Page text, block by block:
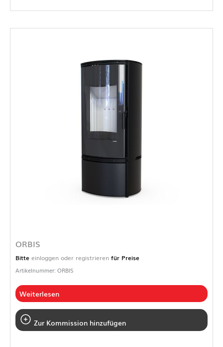
ORBIS
Bitte einloggen oder registrieren für Preise
Artikelnummer: ORBIS
Weiterlesen
Zur Kommission hinzufügen